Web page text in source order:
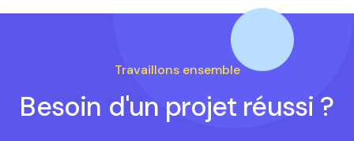
Travaillons ensemble
Besoin d'un projet réussi ?